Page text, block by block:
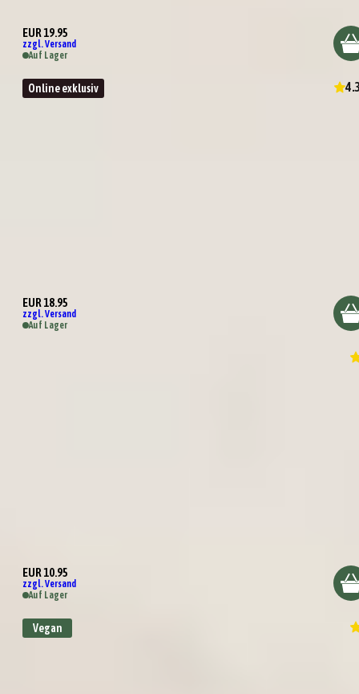
EUR 19.95
zzgl. Versand
Auf Lager
Online exklusiv
EUR 18.95
zzgl. Versand
Auf Lager
EUR 10.95
zzgl. Versand
Auf Lager
Vegan